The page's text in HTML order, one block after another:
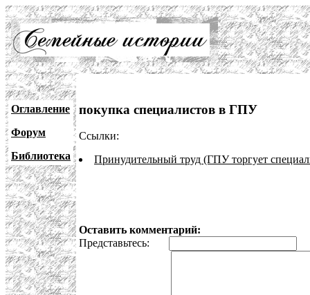
Оглавление
Форум
Библиотека
покупка специалистов в ГПУ
Ссылки:
Принудительный труд (ГПУ торгует
Оставить комментарий:
Представьтесь: